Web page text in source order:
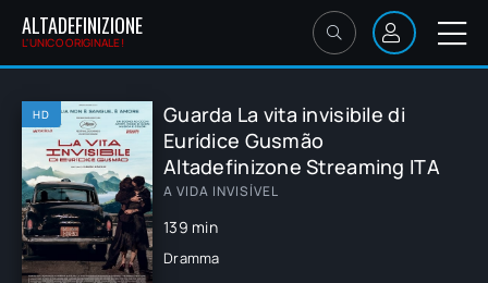
ALTADEFINIZIONE
L'UNICO ORIGINALE!
HD
Guarda La vita invisibile di
Eurídice Gusmão
Altadefinizone Streaming ITA
A VIDA INVISÍVEL
139 min
Dramma